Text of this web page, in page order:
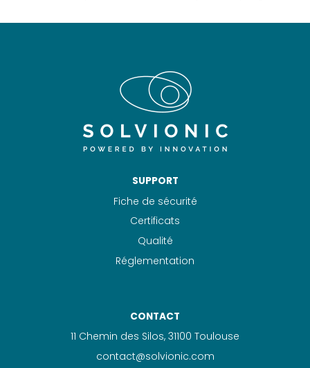
SUPPORT
Fiche de sécurité
Certificats
Qualité
Réglementation
CONTACT
11 Chemin des Silos, 31100 Toulouse
contact@solvionic.com